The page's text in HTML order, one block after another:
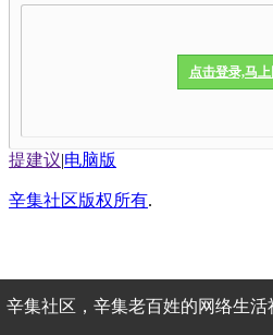
辛集社区，辛集老百姓的网络生活
点击登录,马
提建议|电脑版
辛集社区版权所有.